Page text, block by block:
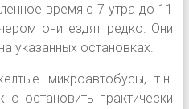
время с 7 утра до 11
они ездят редко. Они
указанных остановках.
микроавтобусы, т.н.
остановить практически